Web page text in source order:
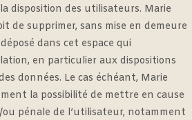
disposition des utilisateurs. Marie
de supprimer, sans mise en demeure
dans cet espace qui
en particulier aux dispositions
données. Le cas échéant, Marie
la possibilité de mettre en cause
pénale de l’utilisateur, notamment